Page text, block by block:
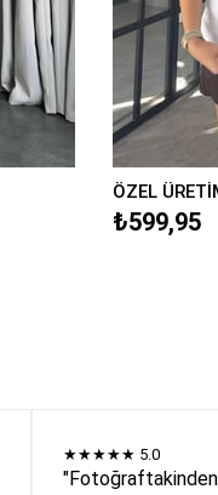
ÖZEL
₺599,95
★★★★★ 5.0